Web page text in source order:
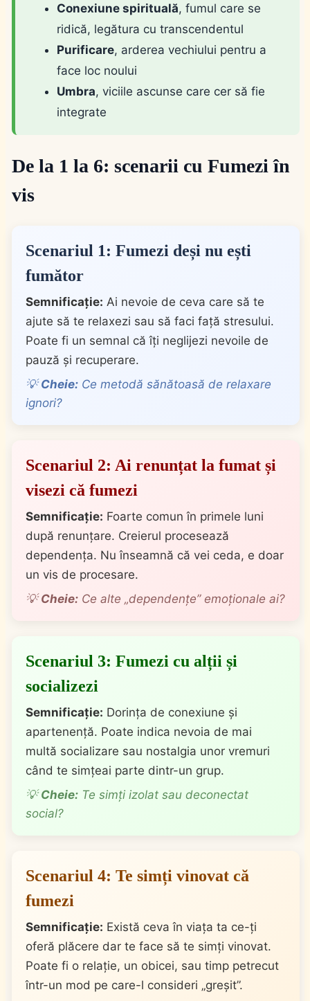
Conexiune spirituală, fumul care se
ridică, legătura cu transcendentul
Purificare, arderea vechiului pentru a
face loc noului
Umbra, viciile ascunse care cer să fie
integrate
De la 1 la 6: scenarii cu Fumezi în
vis
Scenariul 1: Fumezi deși nu ești
fumător
Semnificație: Ai nevoie de ceva care să te
ajute să te relaxezi sau să faci față stresului.
Poate fi un semnal că îți neglijezi nevoile de
pauză și recuperare.
💡Cheie: Ce metodă sănătoasă de relaxare
ignori?
Scenariul 2: Ai renunțat la fumat și
visezi că fumezi
Semnificație: Foarte comun în primele luni
după renunțare. Creierul procesează
dependența. Nu înseamnă că vei ceda, e doar
un vis de procesare.
💡Cheie: Ce alte „dependențe” emoționale ai?
Scenariul 3: Fumezi cu alții și
socializezi
Semnificație: Dorința de conexiune și
apartenență. Poate indica nevoia de mai
multă socializare sau nostalgia unor vremuri
când te simțeai parte dintr-un grup.
💡Cheie: Te simți izolat sau deconectat
social?
Scenariul 4: Te simți vinovat că
fumezi
Semnificație: Există ceva în viața ta ce-ți
oferă plăcere dar te face să te simți vinovat.
Poate fi o relație, un obicei, sau timp petrecut
într-un mod pe care-l consideri „greșit”.